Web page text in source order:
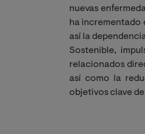
nuevas
ha incrementado
así la
Sostenible,
relacionados
así como la
objetivos clave